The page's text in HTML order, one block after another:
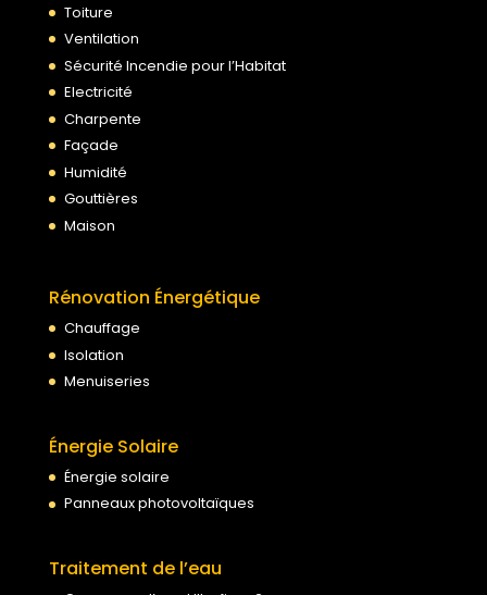
Toiture
Ventilation
Sécurité Incendie pour l’Habitat
Electricité
Charpente
Façade
Humidité
Gouttières
Maison
Rénovation Énergétique
Chauffage
Isolation
Menuiseries
Énergie Solaire
Énergie solaire
Panneaux photovoltaïques
Traitement de l’eau